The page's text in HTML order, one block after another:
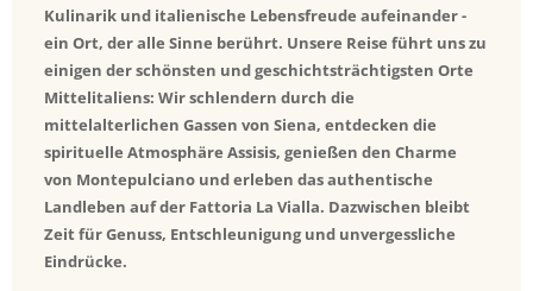
Kulinarik und italienische Lebensfreude aufeinander -
ein Ort, der alle Sinne berührt. Unsere Reise führt uns zu
einigen der schönsten und geschichtsträchtigsten Orte
Mittelitaliens: Wir schlendern durch die
mittelalterlichen Gassen von Siena, entdecken die
spirituelle Atmosphäre Assisis, genießen den Charme
von Montepulciano und erleben das authentische
Landleben auf der Fattoria La Vialla. Dazwischen bleibt
Zeit für Genuss, Entschleunigung und unvergessliche
Eindrücke.